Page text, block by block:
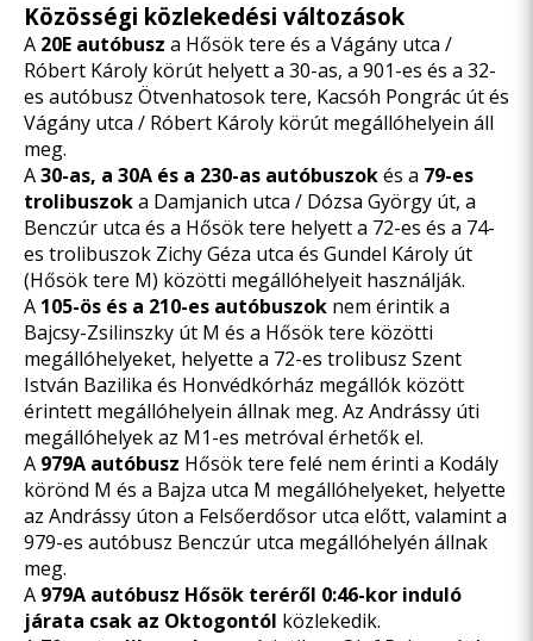
Közösségi közlekedési változások
A 20E autóbusz a Hősök tere és a Vágány utca /
Róbert Károly körút helyett a 30-as, a 901-es és a 32-
es autóbusz Ötvenhatosok tere, Kacsóh Pongrác út és
Vágány utca / Róbert Károly körút megállóhelyein áll
meg.
A30-as, a 30A és a 230-as autóbuszokés a 79-es
trolibuszoka Damjanich utca / Dózsa György út, a
Benczúr utca és a Hősök tere helyett a 72-es és a 74-
es trolibuszok Zichy Géza utca és Gundel Károly út
(Hősök tere M) közötti megállóhelyeit használják.
A 105-ös és a 210-es autóbuszok nem érintik a
Bajcsy-Zsilinszky út M és a Hősök tere közötti
megállóhelyeket, helyette a 72-es trolibusz Szent
István Bazilika és Honvédkórház megállók között
érintett megállóhelyein állnak meg. Az Andrássy úti
megállóhelyek az M1-es metróval érhetők el.
A 979A autóbusz Hősök tere felé nem érinti a Kodály
körönd M és a Bajza utca M megállóhelyeket, helyette
az Andrássy úton a Felsőerdősor utca előtt, valamint a
979-es autóbusz Benczúr utca megállóhelyén állnak
meg.
A 979A autóbusz Hősök teréről 0:46-kor induló
járata csak az Oktogontól közlekedik.